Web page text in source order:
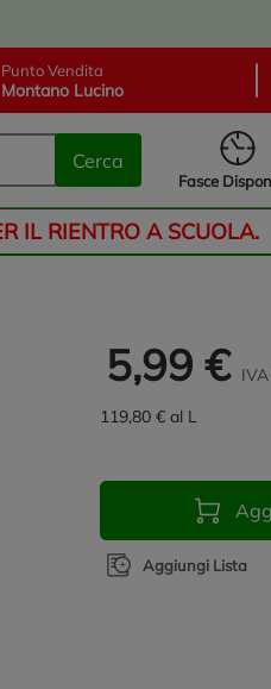
Punto Vendita
Montano Lucino
Cerca
Fasce
IL RIENTRO A SCUOLA.
5,99 €
119,80 € al L
Aggiungi Lista